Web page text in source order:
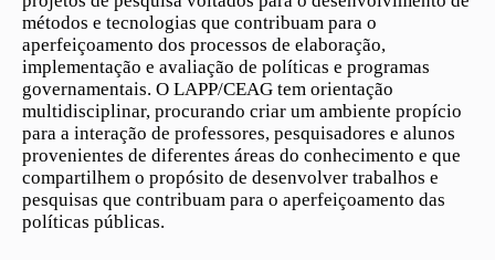
métodos e tecnologias que contribuam para o
aperfeiçoamento dos processos de elaboração,
implementação e avaliação de políticas e programas
governamentais. O LAPP/CEAG tem orientação
multidisciplinar, procurando criar um ambiente propício
para a interação de professores, pesquisadores e alunos
provenientes de diferentes áreas do conhecimento e que
compartilhem o propósito de desenvolver trabalhos e
pesquisas que contribuam para o aperfeiçoamento das
políticas públicas.